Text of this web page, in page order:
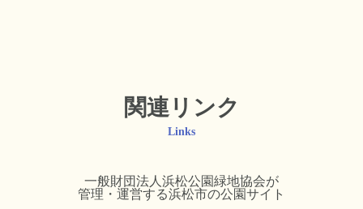
関連リンク
Links
一般財団法人浜松公園緑地協会が
管理・運営する浜松市の公園サイト